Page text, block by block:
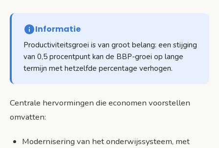
Informatie
Productiviteitsgroei is van groot belang: een stijging
van 0,5 procentpunt kan de BBP-groei op lange
termijn met hetzelfde percentage verhogen.
Centrale hervormingen die economen voorstellen
omvatten:
Modernisering van het onderwijssysteem, met